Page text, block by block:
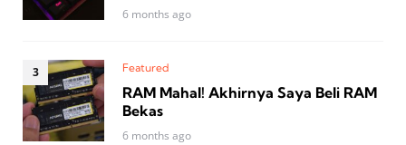
6 months ago
Featured
RAM Mahal! Akhirnya Saya Beli RAM
Bekas
6 months ago